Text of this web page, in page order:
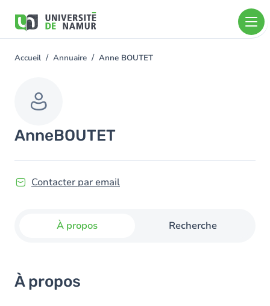
contenu
You
Accueil Annuaire Anne BOUTET
AnneBOUTET
Contacter par email
À propos Recherche
À propos